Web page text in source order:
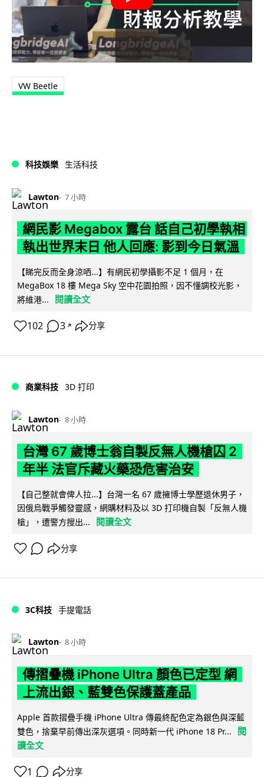
VW Beetle
科技娛樂 生活科技
Lawton 7 小時
網民影 Megabox 露台 話自己初學執相
執出世界末日 他人回應: 影到今日氣溫
【睇完反而全身涼哂...】有網民初學攝影不足 1 個月，在
MegaBox 18 樓 Mega Sky 空中花園拍照，因不懂調校光影，
將維港...
閱讀全文
102 3 ↗ 分享
商業科技 3D 打印
Lawton 8 小時
台灣 67 歲博士翁自製反無人機槍囚 2
年半 法官斥藏火藥恐危害治安
【自己整就會俾人拉...】台灣一名 67 歲擁博士學歷退休男子，
因俄烏戰爭觸發靈感，網購材料及以 3D 打印機自製「反無人機
槍」，遭警方搜出...
閱讀全文
分享
3C科技 手提電話
Lawton 8 小時
傳摺疊機 iPhone Ultra 顏色已定型 網
上流出銀、藍雙色保護蓋產品
Apple 首款摺疊手機 iPhone Ultra 傳最終配色定為銀色與深藍
雙色，捨棄早前傳出深灰選項。同時新一代 iPhone 18 Pr...
閱
讀全文
1 分享